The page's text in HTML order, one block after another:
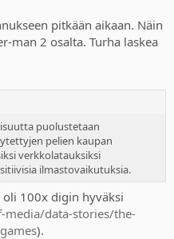
pitkään aikaan. Näin
man 2 osalta. Turha laskea
puolustetaan
pelien kaupan
verkkolatauksiksi
ilmastovaikutuksia.
100x digin hyväksi
data-stories/the-
).